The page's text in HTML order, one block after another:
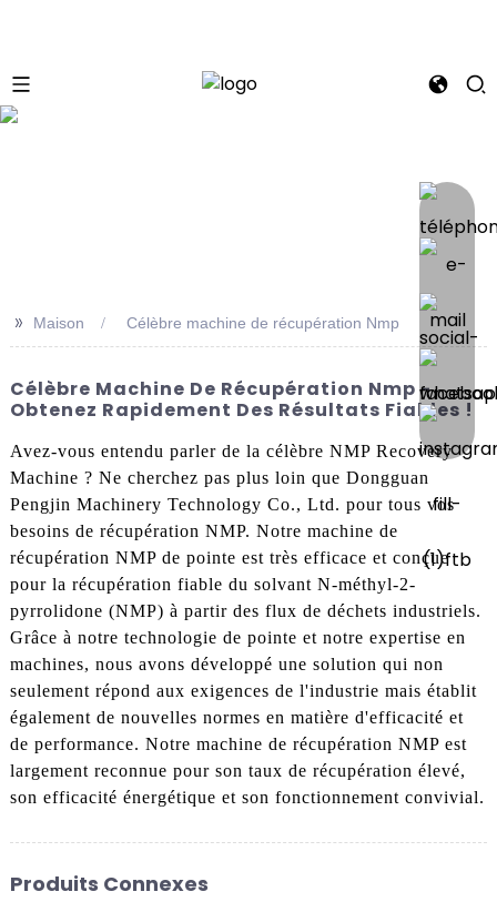
>> Maison Célèbre machine de récupération Nmp
Célèbre Machine De Récupération Nmp -
Obtenez Rapidement Des Résultats Fiables !
Avez-vous entendu parler de la célèbre NMP Recovery
Machine ? Ne cherchez pas plus loin que Dongguan
Pengjin Machinery Technology Co., Ltd. pour tous vos
besoins de récupération NMP. Notre machine de
récupération NMP de pointe est très efficace et conçue
pour la récupération fiable du solvant N-méthyl-2-
pyrrolidone (NMP) à partir des flux de déchets industriels.
Grâce à notre technologie de pointe et notre expertise en
machines, nous avons développé une solution qui non
seulement répond aux exigences de l'industrie mais établit
également de nouvelles normes en matière d'efficacité et
de performance. Notre machine de récupération NMP est
largement reconnue pour son taux de récupération élevé,
son efficacité énergétique et son fonctionnement convivial.
Produits Connexes